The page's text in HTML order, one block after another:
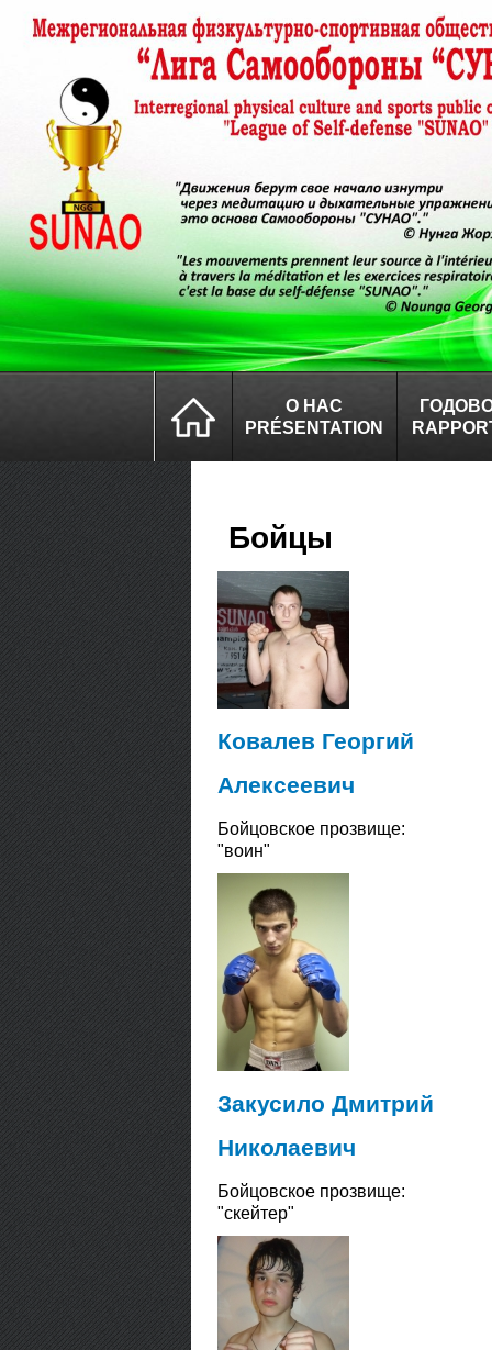
О НАС
PRÉSENTATION
Бойцы
Ковалев Георгий
Алексеевич
Бойцовское прозвище:
"воин"
Закусило Дмитрий
Николаевич
Бойцовское прозвище:
"скейтер"